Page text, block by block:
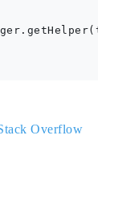
Overflow